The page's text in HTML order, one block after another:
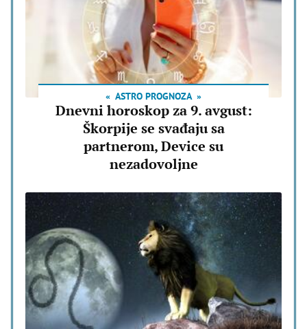
ASTRO PROGNOZA
Dnevni horoskop za 9. avgust:
Škorpije se svađaju sa
partnerom, Device su
nezadovoljne